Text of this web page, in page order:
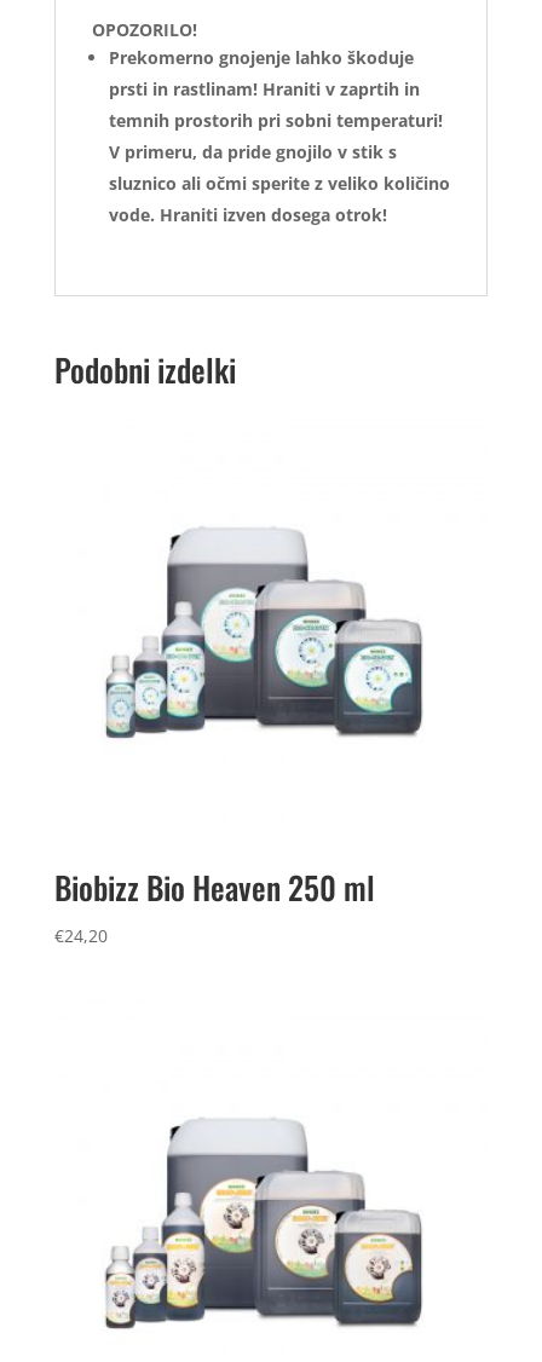
OPOZORILO!
Prekomerno gnojenje lahko škoduje
prsti in rastlinam! Hraniti v zaprtih in
temnih prostorih pri sobni temperaturi!
V primeru, da pride gnojilo v stik s
sluznico ali očmi sperite z veliko količino
vode. Hraniti izven dosega otrok!
Podobni izdelki
Biobizz Bio Heaven 250 ml
€24,20